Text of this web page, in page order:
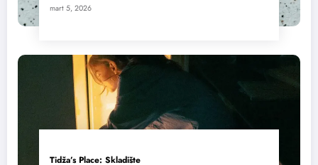
mart 5, 2026
Tidža’s Place: Skladište